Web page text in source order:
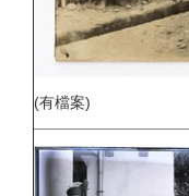
(有檔案)